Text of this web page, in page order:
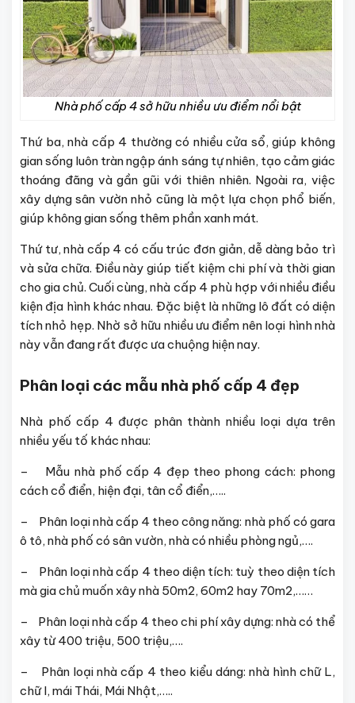
Nhà phố cấp 4 sở hữu nhiều ưu điểm nổi bật
Thứ ba, nhà cấp 4 thường có nhiều cửa sổ, giúp không
gian sống luôn tràn ngập ánh sáng tự nhiên, tạo cảm giác
thoáng đãng và gần gũi với thiên nhiên. Ngoài ra, việc
xây dựng sân vườn nhỏ cũng là một lựa chọn phổ biến,
giúp không gian sống thêm phần xanh mát.
Thứ tư, nhà cấp 4 có cấu trúc đơn giản, dễ dàng bảo trì
và sửa chữa. Điều này giúp tiết kiệm chi phí và thời gian
cho gia chủ. Cuối cùng, nhà cấp 4 phù hợp với nhiều điều
kiện địa hình khác nhau. Đặc biệt là những lô đất có diện
tích nhỏ hẹp. Nhờ sở hữu nhiều ưu điểm nên loại hình nhà
này vẫn đang rất được ưa chuộng hiện nay.
Phân loại các mẫu nhà phố cấp 4 đẹp
Nhà phố cấp 4 được phân thành nhiều loại dựa trên
nhiều yếu tố khác nhau:
– Mẫu nhà phố cấp 4 đẹp theo phong cách: phong
cách cổ điển, hiện đại, tân cổ điển,…..
– Phân loại nhà cấp 4 theo công năng: nhà phố có gara
ô tô, nhà phố có sân vườn, nhà có nhiều phòng ngủ,….
– Phân loại nhà cấp 4 theo diện tích: tuỳ theo diện tích
mà gia chủ muốn xây nhà 50m2, 60m2 hay 70m2,……
– Phân loại nhà cấp 4 theo chi phí xây dựng: nhà có thể
xây từ 400 triệu, 500 triệu,….
– Phân loại nhà cấp 4 theo kiểu dáng: nhà hình chữ L,
chữ I, mái Thái, Mái Nhật,…..